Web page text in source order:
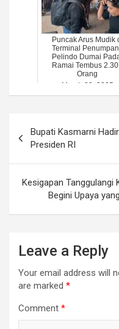
Puncak Arus Mudik
Terminal
Pelindo Dumai
Ramai Tembus
Orang
March 29, 2025
navigation
Bupati Kasmarni
Presiden RI
Kesigapan Tanggulangi
Begini Upaya
Leave a Reply
Your email address will
are marked *
Comment *